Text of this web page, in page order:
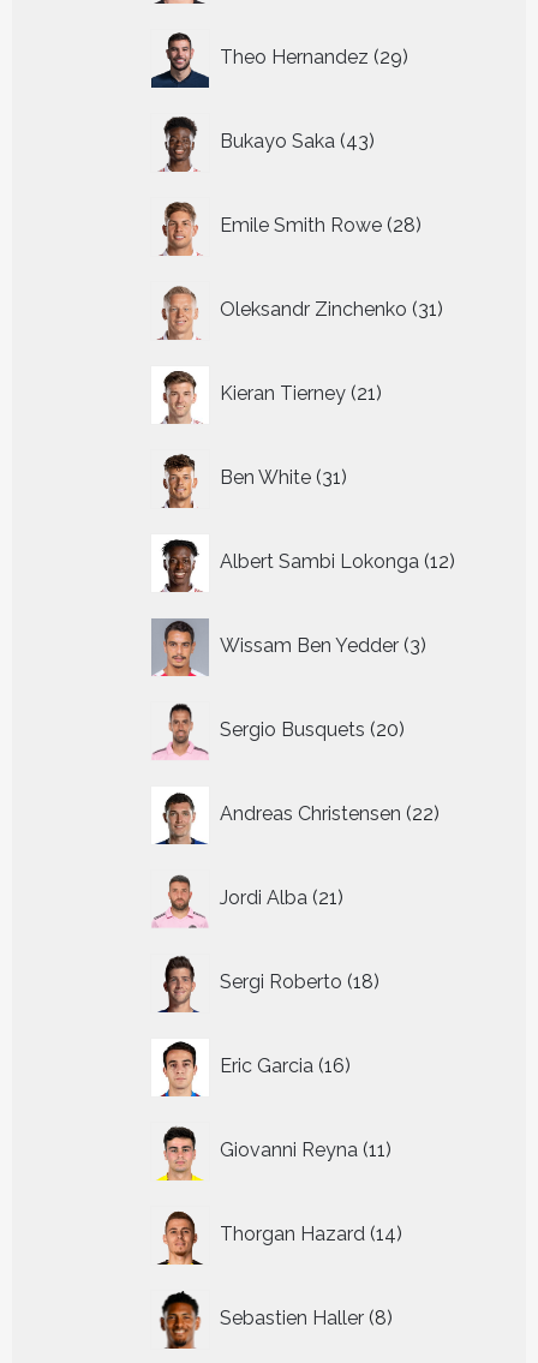
Theo Hernandez 29
producten
Bukayo Saka 43
producten
Emile Smith Rowe 28
producten
Oleksandr Zinchenko 31
producten
Kieran Tierney 21
producten
Ben White 31
producten
Albert Sambi Lokonga 12
Wissam Ben Yedder 3
producten
Sergio Busquets 20
producten
Andreas Christensen 22
producten
Jordi Alba 21
producten
Sergi Roberto 18
producten
Eric Garcia 16
producten
Giovanni Reyna 11
producten
Thorgan Hazard 14
producten
Sebastien Haller 8
producten